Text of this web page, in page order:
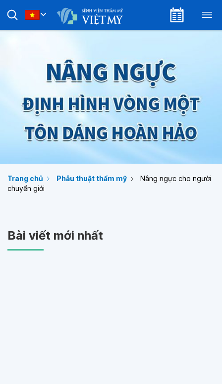
Trang chủ Phẫu thuật thẩm mỹ
Nâng ngực cho người
chuyển giới
Bài viết mới nhất